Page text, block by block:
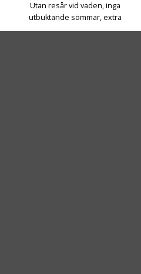
Utan resår vid vaden, inga
utbuktande sömmar, extra
isolerande sula och passar